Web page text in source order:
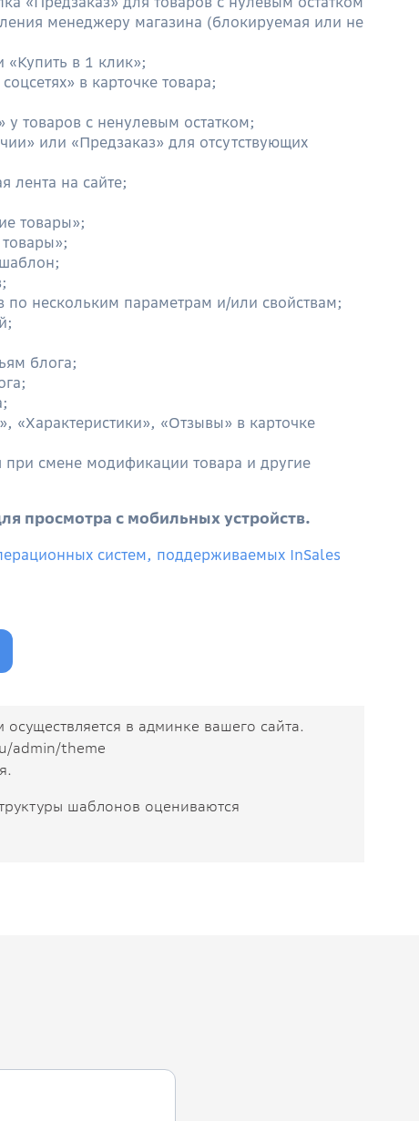
менеджеру магазина (блокируемая или не
в 1 клик»;
в карточке товара;
товаров с ненулевым остатком;
или «Предзаказ» для отсутствующих
лента на сайте;
товары»;
по нескольким параметрам и/или свойствам;
блога;
«Характеристики», «Отзывы» в карточке
смене модификации товара и другие
просмотра с мобильных устройств.
систем, поддерживаемых InSales
осуществляется в админке вашего сайта.
admin/theme
шаблонов оцениваются